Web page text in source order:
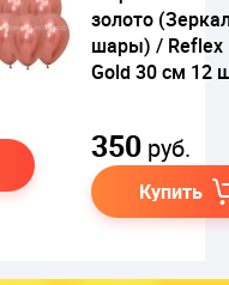
золото
шары) / Reflex
Gold 30 см 12
350 руб.
Купить